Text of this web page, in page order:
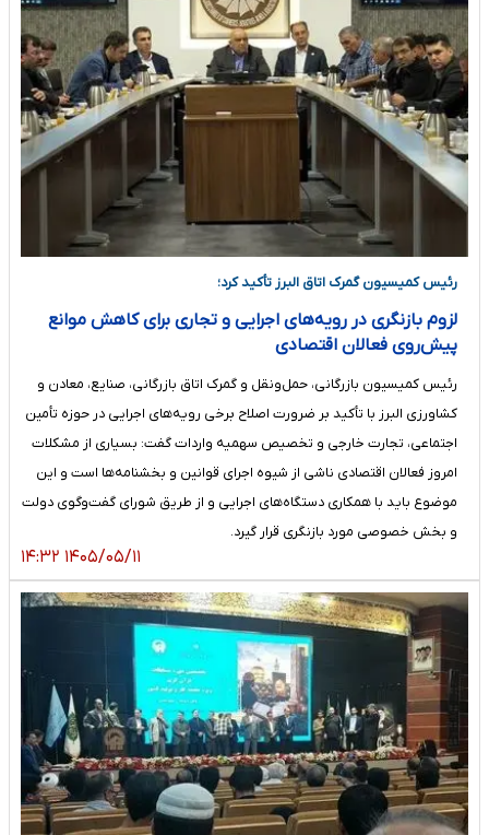
رئیس کمیسیون گمرک اتاق البرز تأکید کرد؛
لزوم بازنگری در رویه‌های اجرایی و تجاری برای کاهش موانع
پیش‌روی فعالان اقتصادی
رئیس کمیسیون بازرگانی، حمل‌ونقل و گمرک اتاق بازرگانی، صنایع، معادن و
کشاورزی البرز با تأکید بر ضرورت اصلاح برخی رویه‌های اجرایی در حوزه تأمین
اجتماعی، تجارت خارجی و تخصیص سهمیه واردات گفت: بسیاری از مشکلات
امروز فعالان اقتصادی ناشی از شیوه اجرای قوانین و بخشنامه‌ها است و این
موضوع باید با همکاری دستگاه‌های اجرایی و از طریق شورای گفت‌وگوی دولت
و بخش خصوصی مورد بازنگری قرار گیرد.
۱۴۰۵/۰۵/۱۱ ۱۴:۳۲